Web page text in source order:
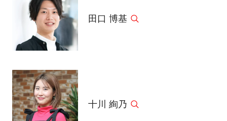
田口 博基
十川 絢乃